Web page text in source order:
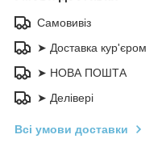
Самовивіз
➤ Доставка кур'єром
➤ НОВА ПОШТА
➤ Делівері
Всі умови доставки